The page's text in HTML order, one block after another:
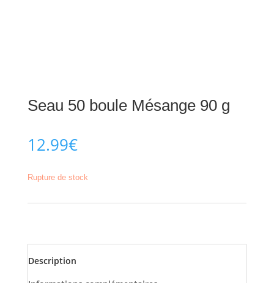
Seau 50 boule Mésange 90 g
12.99€
Rupture de stock
Description